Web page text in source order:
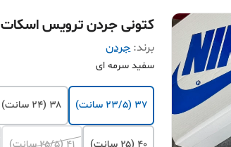
کتونی جردن ترویس اسکات
برند: جردن
سفید سرمه ای
۳۷ (۲۳/۵ سانت) ۳۸ (۲۴ سانت)